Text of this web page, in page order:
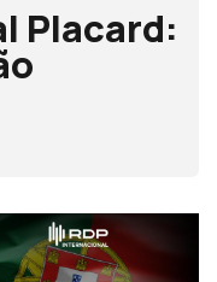
Placard: